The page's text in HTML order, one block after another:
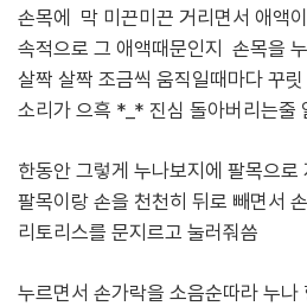
손목에 막 미끈미끈 거리면서 애액
속적으로 그 애액때문인지 손목을
살짝 살짝 조금씩 움직일때마다 꾸
소리가 으흑 *_* 진심 돌아버리는줄
한동안 그렇게 누나보지에 팔목으로
팔목이랑 손을 천천히 뒤로 빼면서
리토리스를 문지르고 눌러줘씀
누르면서 손가락을 소음순따라 누나